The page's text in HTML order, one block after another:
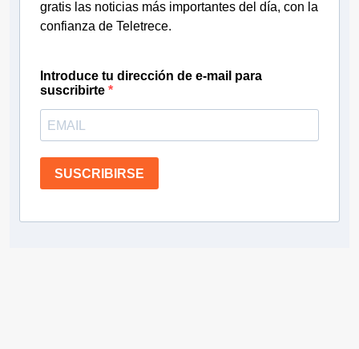
gratis las noticias más importantes del día, con la
confianza de Teletrece.
Introduce tu dirección de e-mail para
suscribirte
SUSCRIBIRSE